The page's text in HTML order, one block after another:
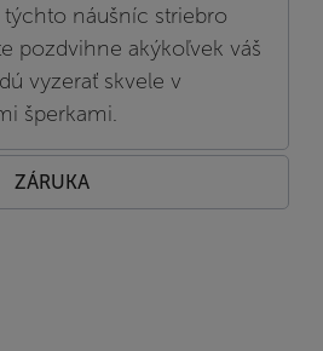
náušníc striebro
pozdvihne akýkoľvek váš
vyzerať skvele v
šperkami.
ZÁRUKA